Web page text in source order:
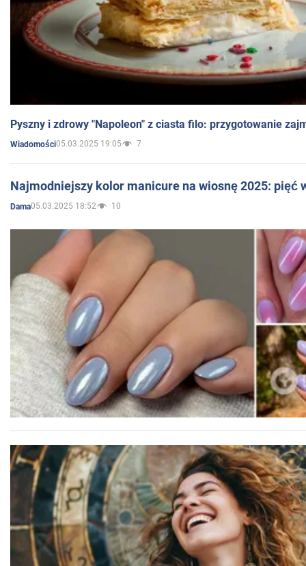
Pyszny i zdrowy "Napoleon" z ciasta filo: przygotowanie
Wiadomości05.03.2025 19:05 7
Najmodniejszy kolor manicure na wiosnę 2025: pięć
Dama05.03.2025 18:52 10